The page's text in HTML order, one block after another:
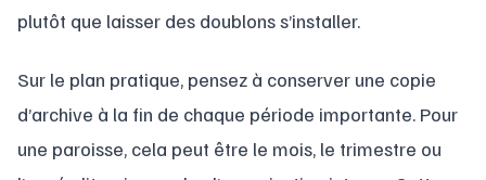
plutôt que laisser des doublons s’installer.
Sur le plan pratique, pensez à conserver une copie
d’archive à la fin de chaque période importante. Pour
une paroisse, cela peut être le mois, le trimestre ou